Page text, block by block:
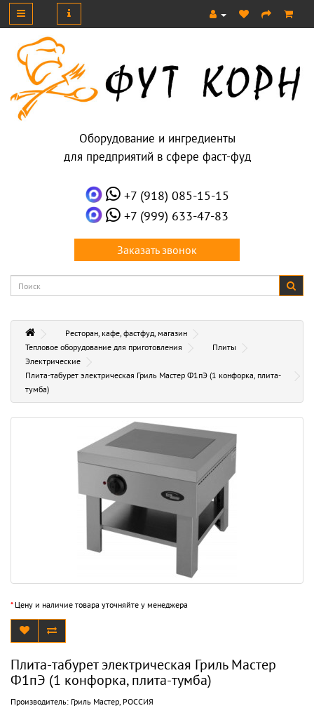
Оборудование и ингредиенты
для предприятий в сфере фаст-фуд
+7 (918) 085-15-15
+7 (999) 633-47-83
Заказать звонок
Ресторан, кафе, фастфуд, магазин
Тепловое оборудование для приготовления
Плиты
Электрические
Плита-табурет электрическая Гриль Мастер Ф1пЭ (1 конфорка, плита-
тумба)
*Цену и наличие товара уточняйте у менеджера
Плита-табурет электрическая Гриль Мастер
Ф1пЭ (1 конфорка, плита-тумба)
Производитель: Гриль Мастер, РОССИЯ